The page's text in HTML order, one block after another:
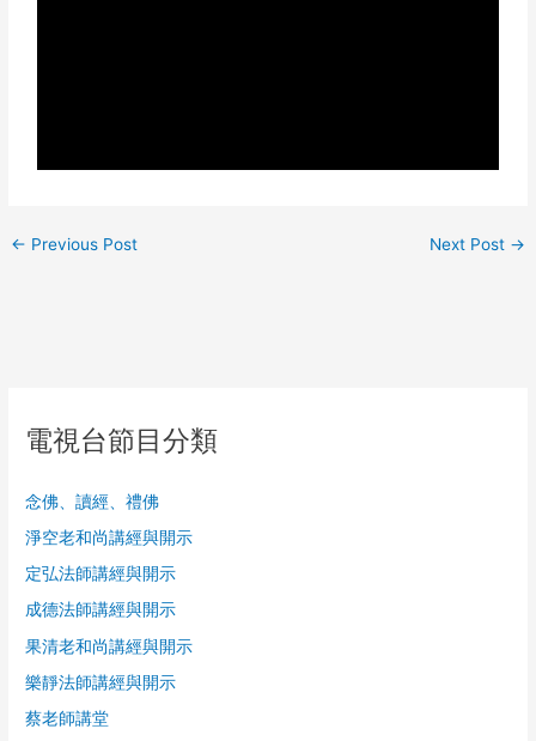
← Previous Post Next Post →
電視台節目分類
念佛、讀經、禮佛
淨空老和尚講經與開示
定弘法師講經與開示
成德法師講經與開示
果清老和尚講經與開示
樂靜法師講經與開示
蔡老師講堂